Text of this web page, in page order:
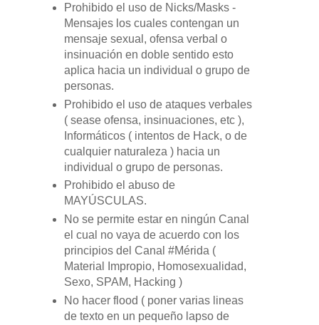
Prohibido el uso de Nicks/Masks -
Mensajes los cuales contengan un
mensaje sexual, ofensa verbal o
insinuación en doble sentido esto
aplica hacia un individual o grupo de
personas.
Prohibido el uso de ataques verbales
( sease ofensa, insinuaciones, etc ),
Informáticos ( intentos de Hack, o de
cualquier naturaleza ) hacia un
individual o grupo de personas.
Prohibido el abuso de
MAYÚSCULAS.
No se permite estar en ningún Canal
el cual no vaya de acuerdo con los
principios del Canal #Mérida (
Material Impropio, Homosexualidad,
Sexo, SPAM, Hacking )
No hacer flood ( poner varias lineas
de texto en un pequeño lapso de